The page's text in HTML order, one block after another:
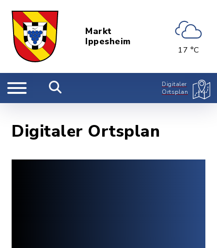
Markt
Ippesheim
17 °C
Digitaler
Ortsplan
Digitaler Ortsplan